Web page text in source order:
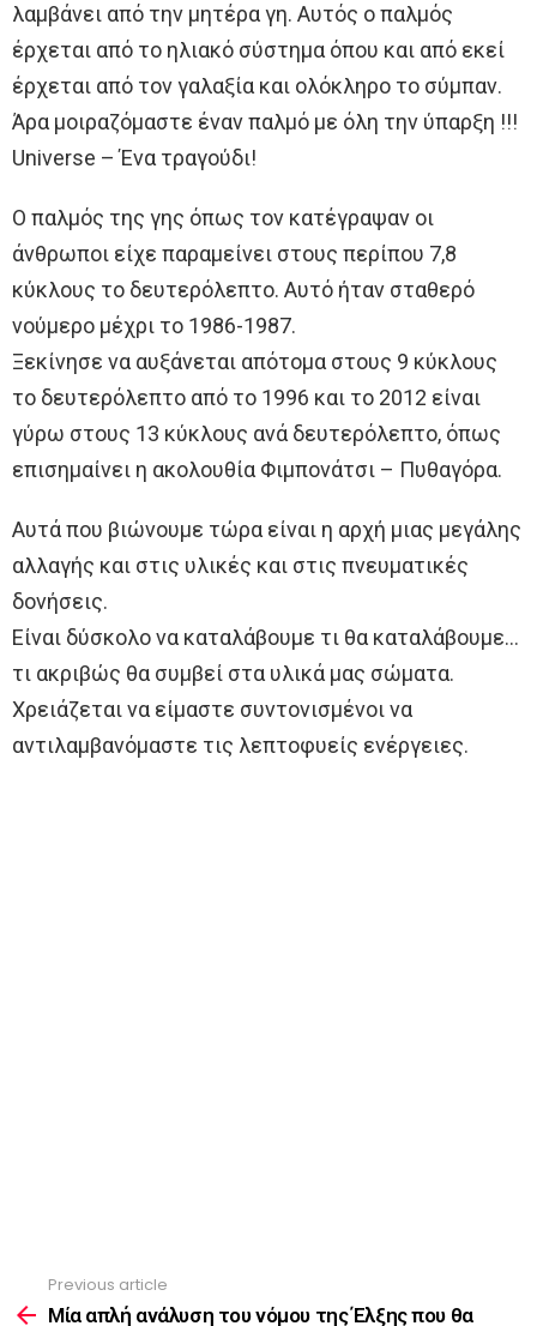
λαμβάνει από την μητέρα γη. Αυτός ο παλμός
έρχεται από το ηλιακό σύστημα όπου και από εκεί
έρχεται από τον γαλαξία και ολόκληρο το σύμπαν.
Άρα μοιραζόμαστε έναν παλμό με όλη την ύπαρξη !!!
Universe – Ένα τραγούδι!
Ο παλμός της γης όπως τον κατέγραψαν οι
άνθρωποι είχε παραμείνει στους περίπου 7,8
κύκλους το δευτερόλεπτο. Αυτό ήταν σταθερό
νούμερο μέχρι το 1986-1987.
Ξεκίνησε να αυξάνεται απότομα στους 9 κύκλους
το δευτερόλεπτο από το 1996 και το 2012 είναι
γύρω στους 13 κύκλους ανά δευτερόλεπτο, όπως
επισημαίνει η ακολουθία Φιμπονάτσι – Πυθαγόρα.
Αυτά που βιώνουμε τώρα είναι η αρχή μιας μεγάλης
αλλαγής και στις υλικές και στις πνευματικές
δονήσεις.
Είναι δύσκολο να καταλάβουμε τι θα καταλάβουμε…
τι ακριβώς θα συμβεί στα υλικά μας σώματα.
Χρειάζεται να είμαστε συντονισμένοι να
αντιλαμβανόμαστε τις λεπτοφυείς ενέργειες.
more
Previous article
Μία απλή ανάλυση του νόμου της Έλξης που θα